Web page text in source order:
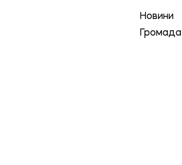
Новини
Громада